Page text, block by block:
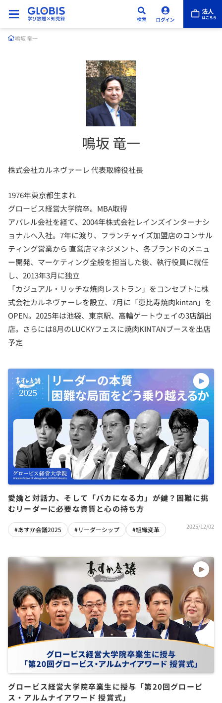
鳴坂 竜一
鳴坂 竜一
株式会社カルネヴァーレ 代表取締役社長
1976年東京都生まれ
グロービス経営大学院卒。MBA取得
アパレル会社を経て、2004年株式会社レインズインターナシ
ョナルへ入社。7年に渡り、フランチャイズ加盟店のコンサル
ティング営業から 直営店マネジメント、各ブランドのメニュ
ー開発、マーケティング全般を担当した後、執行役員に就任
し、2013年3月に独立
「カジュアル・リッチな焼肉レストラン」をコンセプトに株
式会社カルネヴァーレを設立、7月に「恵比寿焼肉kintan」を
OPEN。2025年は池袋、東京駅、高輪ゲートウェイの3店舗出
店。さらには8月のLUCKYフェスに焼肉KINTANブースを出店
予定
愛嬌と対話力、そして「バカになる力」が鍵？困難に挑
むリーダーに必要な資質と心の持ち方
#あすか会議2025 #リーダーシップ #組織変革 2025/12/02
グロービス経営大学院卒業生に授与「第20回グロービ
ス・アルムナイアワード 授賞式」